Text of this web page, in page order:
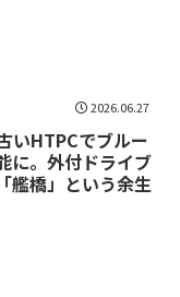
2026.06.27
いHTPCでブルー
に。外付ドライブ
艦橋」という余生